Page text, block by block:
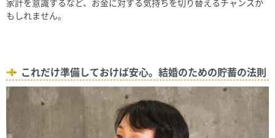
家計を意識するなど、お金に対する気持ちを切り替えるチャンスか
もしれません。
これだけ準備しておけば安心。結婚のための貯蓄の法則